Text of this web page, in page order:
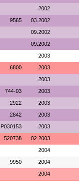
2002
9565 03.2002
09.2002
09.2002
2003
6800 2003
2003
744-03 2003
2922 2003
2842 2003
P030153 2003
520738 02.2003
2004
9950 2004
2004